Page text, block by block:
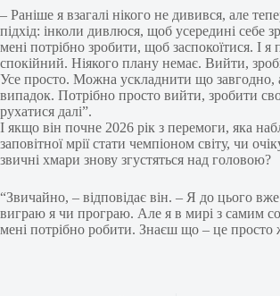
– Раніше я взагалі нікого не дивився, але
підхід: інколи дивлюся, щоб усередині себе
мені потрібно зробити, щоб заспокоїтися. І я
спокійний. Ніякого плану немає. Вийти,
Усе просто. Можна ускладнити що завгодно,
випадок. Потрібно просто вийти, зробити
рухатися далі”.
І якщо він почне 2026 рік з перемоги, яка
заповітної мрії стати чемпіоном світу, чи
звичні хмари знову згустяться над головою?
“Звичайно, – відповідає він. – Я до цього
виграю я чи програю. Але я в мирі з самим
мені потрібно робити. Знаєш що – це просто